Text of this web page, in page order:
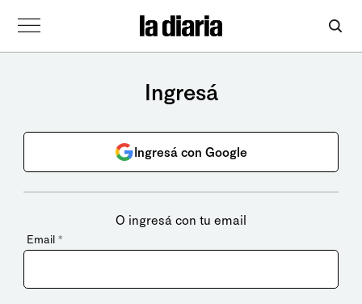
Ingresá
Ingresá con Google
O ingresá con tu email
Email *